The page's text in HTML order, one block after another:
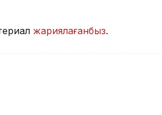
жариялағанбыз.